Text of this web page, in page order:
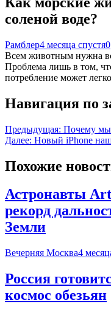
соленой воде?
Рамблер4 месяца спустя0
Всем животным нужна
Проблема лишь в том,
потребление может
Навигация по
Предыдущая: Почему мы
Далее: Новый iPhone
Похожие
Астронавты
рекорд
Земли
Вечерняя Москва4
Россия
космос обезьян